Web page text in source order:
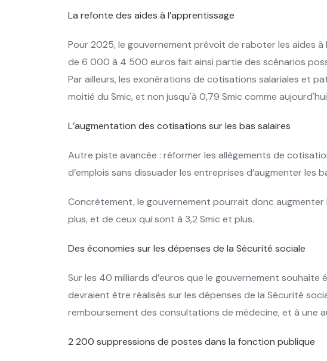
La refonte des aides à l’apprentissage
Pour 2025, le gouvernement prévoit de raboter les aides à
de 6 000 à 4 500 euros fait ainsi partie des scénarios
Par ailleurs, les exonérations de cotisations salariales et
moitié du Smic, et non jusqu'à 0,79 Smic comme
L’augmentation des cotisations sur les bas salaires
Autre piste avancée : réformer les allègements de
d’emplois sans dissuader les entreprises d’augmenter les
Concrètement, le gouvernement pourrait donc augmenter
plus, et de ceux qui sont à 3,2 Smic et plus.
Des économies sur les dépenses de la Sécurité sociale
Sur les 40 milliards d’euros que le gouvernement
devraient être réalisés sur les dépenses de la Sécurité
remboursement des consultations de médecine, et à une
2 200 suppressions de postes dans la fonction publique